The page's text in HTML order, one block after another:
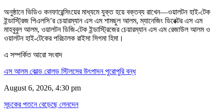
অনুষ্ঠানে ভিডিও কনফারেন্সিংয়ের মাধ্যমে যুক্ত হয়ে বক্তব্য রাখেন—ওয়ালটন হাই-টেক
ইন্ডাস্ট্রিজ পিএলসি’র চেয়ারম্যান এস এম শামছুল আলম, ম্যানেজিং ডিরেক্টর এস এম
মাহবুবুল আলম, ওয়ালটন ডিজি-টেক ইন্ডাস্ট্রিজের চেয়ারম্যান এস এম রেজাউল আলম ও
ওয়ালটন হাই-টেকের পরিচালক রাইসা সিগমা হিমা।
এ সম্পর্কিত আরো সংবাদ
এস আলম কোল্ড রোলড স্টিলসের উৎপাদন পুরোপুরি বন্ধ
August 6, 2026, 4:30 pm
সূচকের পতনে বেড়েছে লেনদেন